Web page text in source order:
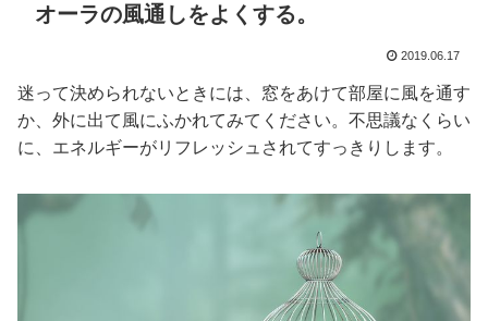
オーラの風通しをよくする。
2019.06.17
迷って決められないときには、窓をあけて部屋に風を通す
か、外に出て風にふかれてみてください。不思議なくらい
に、エネルギーがリフレッシュされてすっきりします。